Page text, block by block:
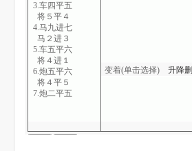
3.车四平五
将５平４
4.马九进七
马２进３
5.车五平六
将４进１
6.炮五平六
将４平５
7.炮二平五
变着(单击选择) 升降删